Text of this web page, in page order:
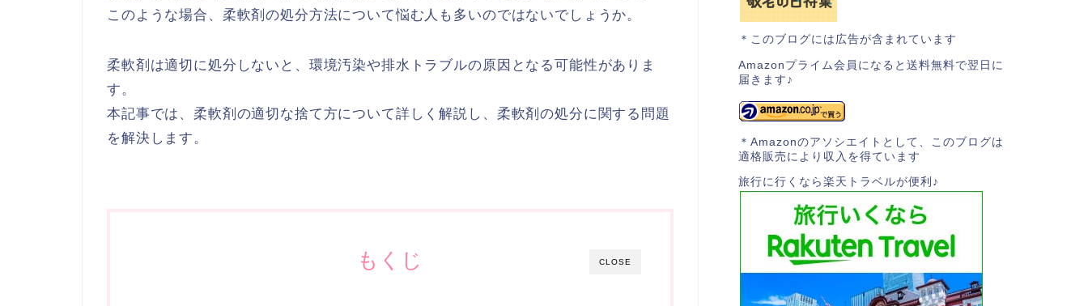
このような場合、柔軟剤の処分方法について悩む人も多いのではないでしょうか。
柔軟剤は適切に処分しないと、環境汚染や排水トラブルの原因となる可能性がありま
す。
本記事では、柔軟剤の適切な捨て方について詳しく解説し、柔軟剤の処分に関する問題
を解決します。
CLOSE
もくじ
＊このブログには広告が含まれています
Amazonプライム会員になると送料無料で翌日に
届きます♪
＊Amazonのアソシエイトとして、このブログは
適格販売により収入を得ています
旅行に行くなら楽天トラベルが便利♪